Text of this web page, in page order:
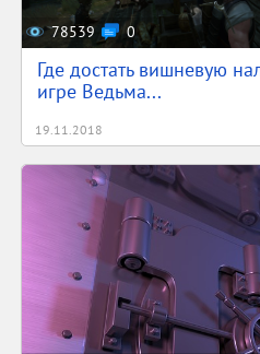
78539 0
Где достать вишневую
игре Ведьма...
19.11.2018